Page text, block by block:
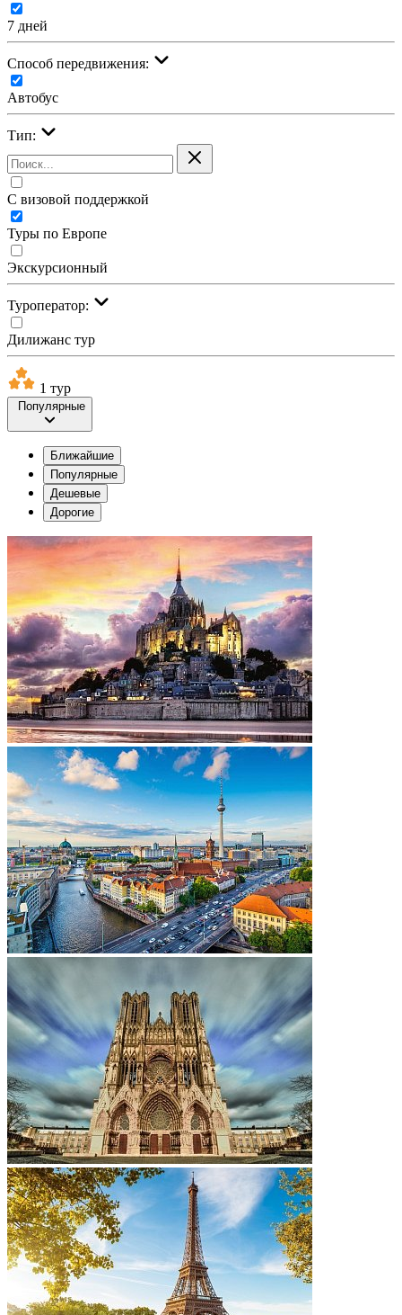
7 дней
Cпособ передвижения:
Автобус
Тип:
С визовой поддержкой
Туры по Европе
Экскурсионный
Туроператор:
Дилижанс тур
1 тур
Популярные
Ближайшие
Популярные
Дешевые
Дорогие